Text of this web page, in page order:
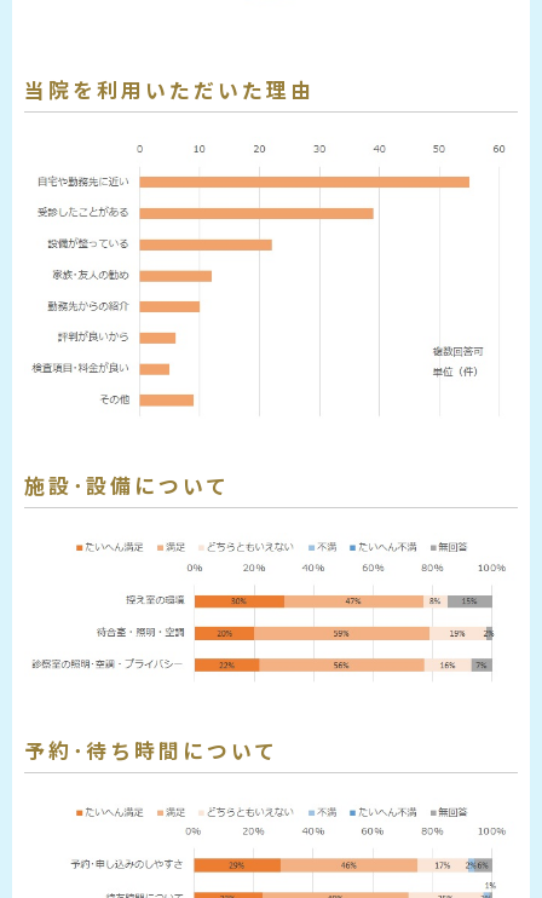
当院を利用いただいた理由
施設･設備について
予約･待ち時間について